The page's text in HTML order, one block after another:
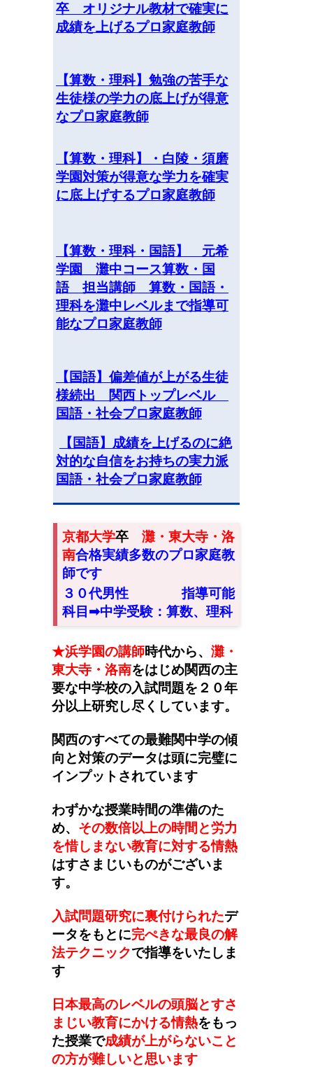
卒 オリジナル教材で確実に
成績を上げるプロ家庭教師
【算数・理科】勉強の苦手な
生徒様の学力の底上げが得意
なプロ家庭教師
【算数・理科】・白陵・須磨
学園対策が得意な学力を確実
に底上げするプロ家庭教師
【算数・理科・国語】 元希
学園 灘中コース算数・国
語 担当講師 算数・国語・
理科を灘中レベルまで指導可
能なプロ家庭教師
【国語】偏差値が上がる生徒
様続出 関西トップレベル
国語・社会プロ家庭教師
【国語】成績を上げるのに絶
対的な自信をお持ちの実力派
国語・社会プロ家庭教師
京都大学卒 灘・東大寺・洛
南合格実績多数のプロ家庭教
師です
３０代男性指導可能
科目➡︎中学受験：算数、理科
★浜学園の講師時代から、 灘・
東大寺・洛南をはじめ関西の主
要な中学校の入試問題を２０年
分以上研究し尽くしています。
関西のすべての最難関中学の傾
向と対策のデータは頭に完璧に
インプットされています
わずかな授業時間の準備のた
め、 その数倍以上の時間と労力
を惜しまない教育に対する情熱
はすさまじいものがございま
す。
入試問題研究に裏付けられたデ
ータをもとに完ぺきな最良の解
法テクニックで指導をいたしま
す
日本最高のレベルの頭脳とすさ
まじい教育にかける情熱をもっ
た授業で成績が上がらないこと
の方が難しいと思います